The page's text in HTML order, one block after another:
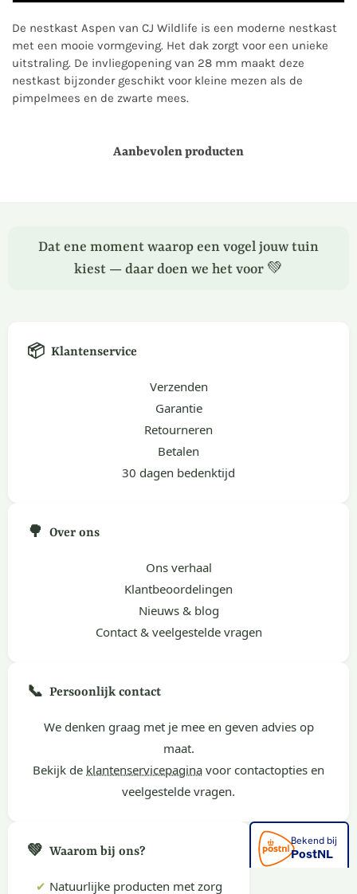
De nestkast Aspen van CJ Wildlife is een moderne nestkast
met een mooie vormgeving. Het dak zorgt voor een unieke
uitstraling. De invliegopening van 28 mm maakt deze
nestkast bijzonder geschikt voor kleine mezen als de
pimpelmees en de zwarte mees.
Aanbevolen producten
Dat ene moment waarop een vogel jouw tuin
kiest — daar doen we het voor 💚
📦 Klantenservice
Verzenden
Garantie
Retourneren
Betalen
30 dagen bedenktijd
🌳 Over ons
Ons verhaal
Klantbeoordelingen
Nieuws & blog
Contact & veelgestelde vragen
📞 Persoonlijk contact
We denken graag met je mee en geven advies op
maat.
Bekijk de klantenservicepagina voor contactopties en
veelgestelde vragen.
💚 Waarom bij ons?
✔ Natuurlijke producten met zorg